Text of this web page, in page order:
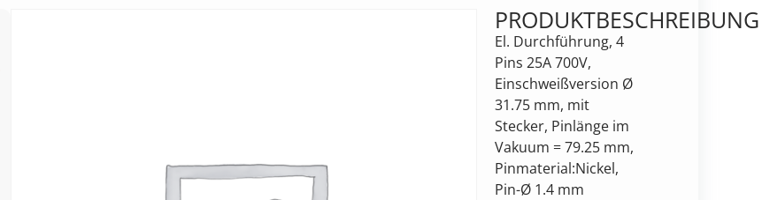
PRODUKTBESCHREIBUNG
El. Durchführung, 4
Pins 25A 700V,
Einschweißversion Ø
31.75 mm, mit
Stecker, Pinlänge im
Vakuum = 79.25 mm,
Pinmaterial:Nickel,
Pin-Ø 1.4 mm